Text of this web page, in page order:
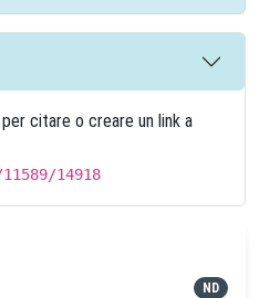
citare o creare un link a
14918
ND